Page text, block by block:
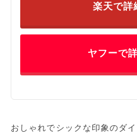
楽天で詳
ヤフーで
おしゃれでシックな印象のダ